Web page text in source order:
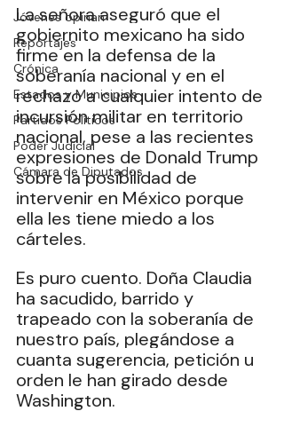
Jóvenes opinan
Reportajes
Crónica
Estados y Municipios
Partidos Políticos
Poder Judicial
Cámara de Diputados
La señora aseguró que el
gobiernito mexicano ha sido
firme en la defensa de la
soberanía nacional y en el
rechazo a cualquier intento de
incursión militar en territorio
nacional, pese a las recientes
expresiones de Donald Trump
sobre la posibilidad de
intervenir en México porque
ella les tiene miedo a los
cárteles.
Es puro cuento. Doña Claudia
ha sacudido, barrido y
trapeado con la soberanía de
nuestro país, plegándose a
cuanta sugerencia, petición u
orden le han girado desde
Washington.